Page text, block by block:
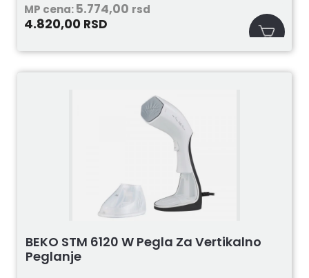
MP cena:5.774,00 rsd
4.820,00 RSD
BEKO STM 6120 W Pegla Za Vertikalno
Peglanje